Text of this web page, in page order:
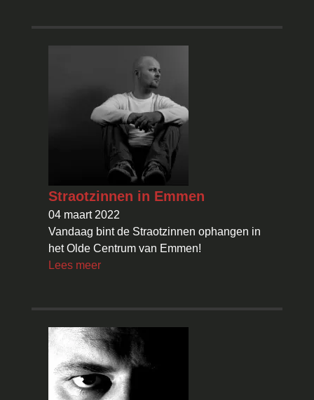
Straotzinnen in Emmen
04 maart 2022
Vandaag bint de Straotzinnen ophangen in
het Olde Centrum van Emmen!
Lees meer